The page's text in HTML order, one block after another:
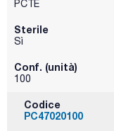
PCTE
Sterile
Sì
Conf. (unità)
100
Codice
PC47020100